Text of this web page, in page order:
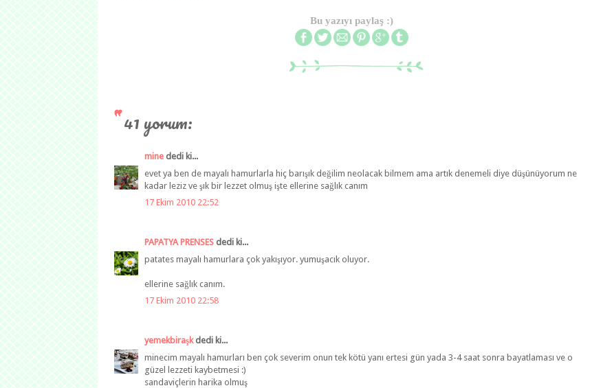
Bu yazıyı paylaş :)
41 yorum:
mine dedi ki...
evet ya ben de mayalı hamurlarla hiç barışık değilim neolacak bilmem ama artık denemeli diye düşünüyorum ne
kadar leziz ve şık bir lezzet olmuş işte ellerine sağlık canım
17 Ekim 2010 22:52
PAPATYA PRENSES dedi ki...
patates mayalı hamurlara çok yakışıyor. yumuşacık oluyor.
ellerine sağlık canım.
17 Ekim 2010 22:58
yemekbiraşkdedi ki...
minecim mayalı hamurları ben çok severim onun tek kötü yanı ertesi gün yada 3-4 saat sonra bayatlaması ve o
güzel lezzeti kaybetmesi :)
sandaviçlerin harika olmuş